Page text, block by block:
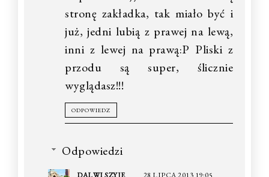
stronę zakładka, tak miało być i
już, jedni lubią z prawej na lewą,
inni z lewej na prawą:P Pliski z
przodu są super, ślicznie
wyglądasz!!!
ODPOWIEDZ
Odpowiedzi